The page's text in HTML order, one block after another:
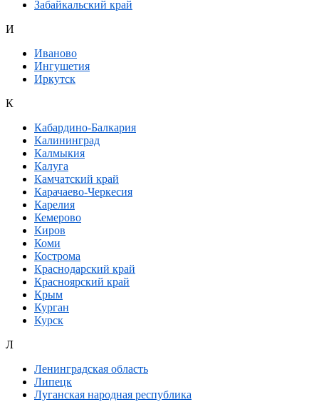
Забайкальский край
И
Иваново
Ингушетия
Иркутск
К
Кабардино-Балкария
Калининград
Калмыкия
Калуга
Камчатский край
Карачаево-Черкесия
Карелия
Кемерово
Киров
Коми
Кострома
Краснодарский край
Красноярский край
Крым
Курган
Курск
Л
Ленинградская область
Липецк
Луганская народная республика